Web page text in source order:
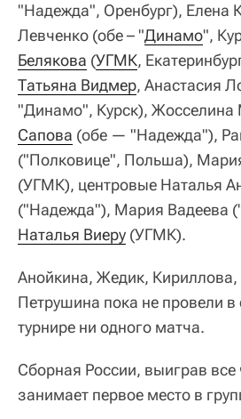
"Надежда", Оренбург), Елена
Левченко (обе – "Динамо",
Белякова (УГМК,
Татьяна Видмер, Анастасия
"Динамо", Курск), Жосселина
Сапова (обе — "Надежда"),
("Полковице", Польша),
(УГМК), центровые Наталья
("Надежда"), Мария Вадеева
Наталья Виеру (УГМК).
Анойкина, Жедик, Кириллова,
Петрушина пока не провели
турнире ни одного матча.
Сборная России, выиграв все
занимает первое место в